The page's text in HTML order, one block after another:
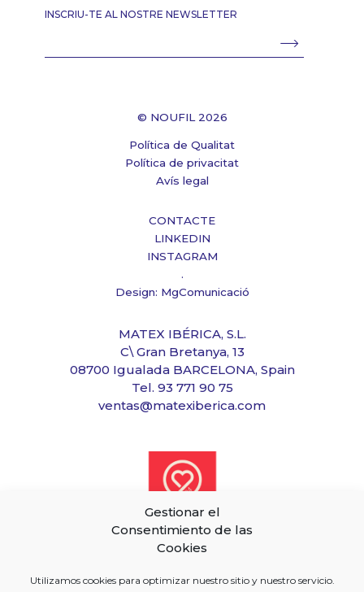
Gestionar el
Consentimiento de las
Cookies
Utilizamos cookies para optimizar nuestro sitio y nuestro servicio.
MATEX IBÉRICA, S.L.
C\ Gran Bretanya, 13
08700 Igualada BARCELONA, Spain
Tel. 93 771 90 75
ventas@matexiberica.com
INSCRIU-TE AL NOSTRE NEWSLETTER
© NOUFIL 2026
Política de Qualitat
Política de privacitat
Avís legal
CONTACTE
LINKEDIN
INSTAGRAM
.
Design: MgComunicació